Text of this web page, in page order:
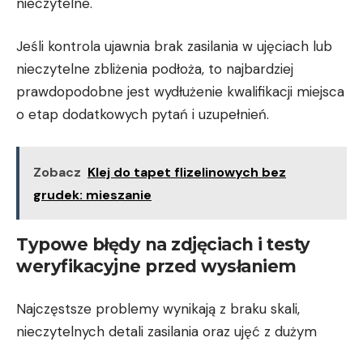
Jeśli kontrola ujawnia brak zasilania w ujęciach lub
nieczytelne zbliżenia podłoża, to najbardziej
prawdopodobne jest wydłużenie kwalifikacji miejsca
o etap dodatkowych pytań i uzupełnień.
Zobacz Klej do tapet flizelinowych bez
grudek: mieszanie
Typowe błędy na zdjęciach i testy
weryfikacyjne przed wysłaniem
Najczęstsze problemy wynikają z braku skali,
nieczytelnych detali zasilania oraz ujęć z dużym